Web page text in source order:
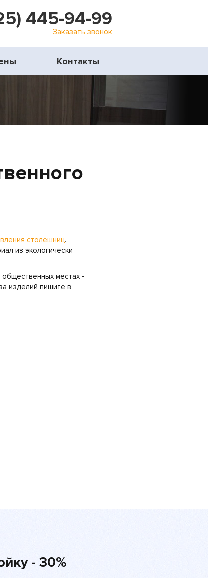
445-94-99
Заказать звонок
Контакты
столешниц.
из экологически
местах -
изделий пишите в
- 30%